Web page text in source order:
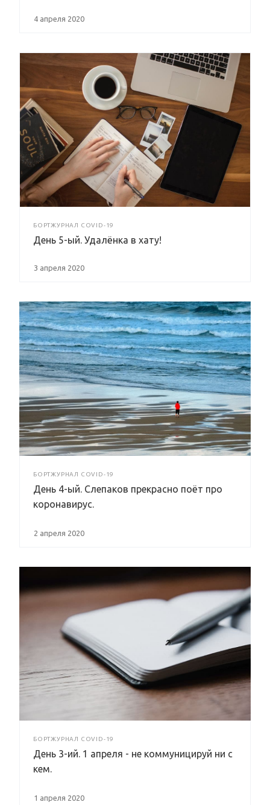
4 апреля 2020
БОРТЖУРНАЛ COVID-19
День 5-ый. Удалёнка в хату!
3 апреля 2020
БОРТЖУРНАЛ COVID-19
День 4-ый. Слепаков прекрасно поёт про
коронавирус.
2 апреля 2020
БОРТЖУРНАЛ COVID-19
День 3-ий. 1 апреля - не коммуницируй ни с
кем.
1 апреля 2020